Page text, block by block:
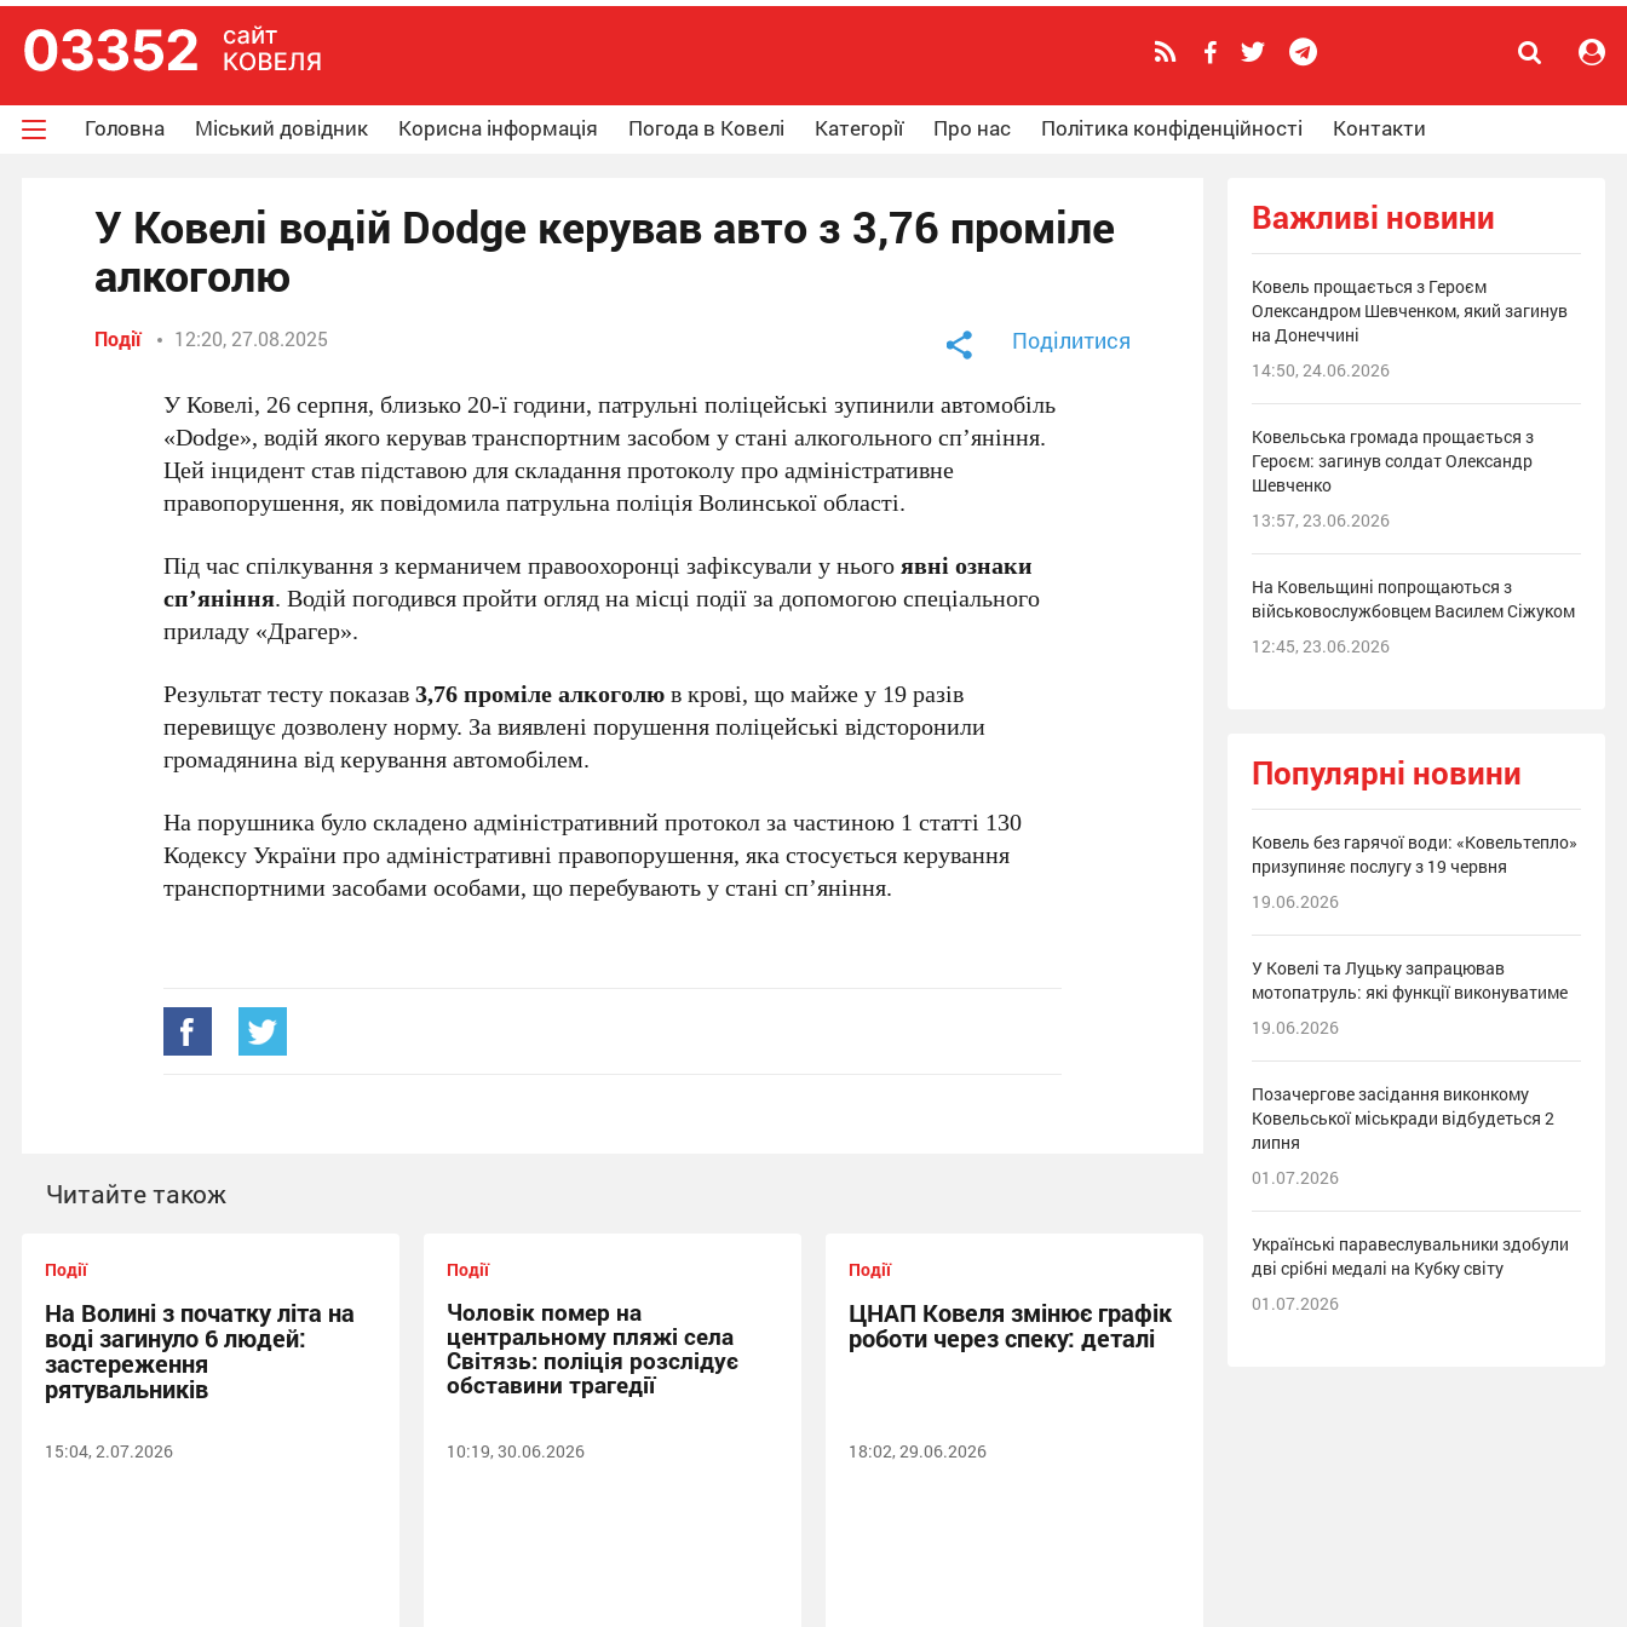
Головна Міський довідник Корисна інформація Погода в Ковелі Категорії Про нас Політика конфіденційності Контакти
У Ковелі водій Dodge керував авто з 3,76 проміле
алкоголю
Події 12:20, 27.08.2025 Поділитися
У Ковелі, 26 серпня, близько 20-ї години, патрульні поліцейські зупинили автомобіль
«Dodge», водій якого керував транспортним засобом у стані алкогольного сп’яніння.
Цей інцидент став підставою для складання протоколу про адміністративне
правопорушення, як повідомила патрульна поліція Волинської області.
Під час спілкування з керманичем правоохоронці зафіксували у ньогоявні ознаки
сп’яніння. Водій погодився пройти огляд на місці події за допомогою спеціального
приладу «Драгер».
Результат тесту показав3,76 проміле алкоголюв крові, що майже у 19 разів
перевищує дозволену норму. За виявлені порушення поліцейські відсторонили
громадянина від керування автомобілем.
На порушника було складено адміністративний протокол за частиною 1 статті 130
Кодексу України про адміністративні правопорушення, яка стосується керування
транспортними засобами особами, що перебувають у стані сп’яніння.
Читайте також
Події
На Волині з початку літа на
воді загинуло 6 людей:
застереження
рятувальників
15:04, 2.07.2026
Події
Чоловік помер на
центральному пляжі села
Світязь: поліція розслідує
обставини трагедії
10:19, 30.06.2026
Події
ЦНАП Ковеля змінює графік
роботи через спеку: деталі
18:02, 29.06.2026
Важливі новини
Ковель прощається з Героєм
Олександром Шевченком, який загинув
на Донеччині
14:50, 24.06.2026
Ковельська громада прощається з
Героєм: загинув солдат Олександр
Шевченко
13:57, 23.06.2026
На Ковельщині попрощаються з
військовослужбовцем Василем Сіжуком
12:45, 23.06.2026
Популярні новини
Ковель без гарячої води: «Ковельтепло»
призупиняє послугу з 19 червня
19.06.2026
У Ковелі та Луцьку запрацював
мотопатруль: які функції виконуватиме
19.06.2026
Позачергове засідання виконкому
Ковельської міськради відбудеться 2
липня
01.07.2026
Українські паравеслувальники здобули
дві срібні медалі на Кубку світу
01.07.2026